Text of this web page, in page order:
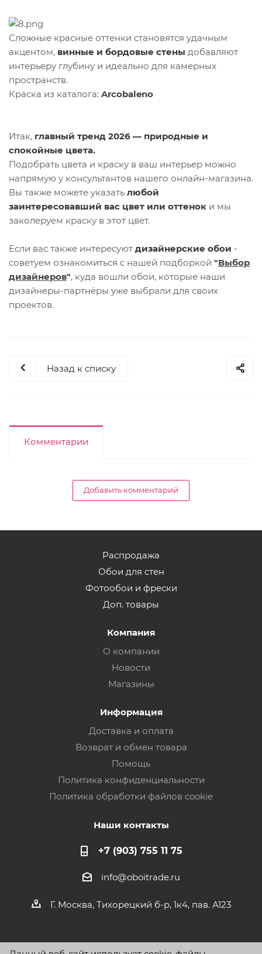
Сложные красные оттенки становятся удачным
акцентом, винные и бордовые стены добавляют
интерьеру глубину и идеально для камерных
пространств.
Краска из каталога: Arcobaleno
Итак, главный тренд 2026 — природные и
спокойные цвета.
Подобрать цвета и краску в ваш интерьер можно
напрямую у консультантов нашего онлайн-магазина.
Вы также можете указать любой
заинтересовавший вас цвет или оттенок и мы
заколеруем краску в этот цвет.
Если вас также интересуют дизайнерские обои -
советуем ознакомиться с нашей подборкой "Выбор
дизайнеров", куда вошли обои, которые наши
дизайнеры-партнёры уже выбрали для своих
проектов.
Назад к списку
Комментарии
Добавить комментарий
Распродажа
Обои для стен
Фотообои и фрески
Доп. товары
Компания
О компании
Новости
Магазины
Информация
Доставка и оплата
Возврат и обмен товара
Помощь
Политика конфиденциальности
Политика обработки файлов cookie
Наши контакты
+7 (903) 755 11 75
info@oboitrade.ru
Г. Москва, Тихорецкий б-р, 1к4, пав. А123